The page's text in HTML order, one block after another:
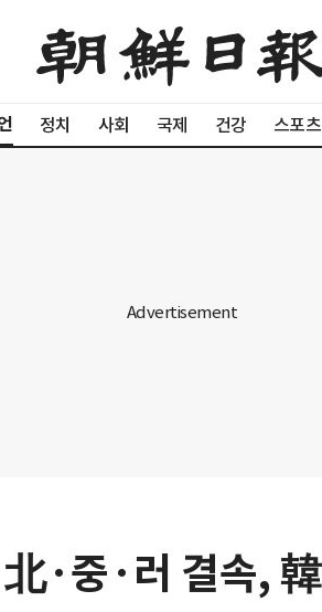
정치 사회 국제 건강 스포츠
·중·러 결속,